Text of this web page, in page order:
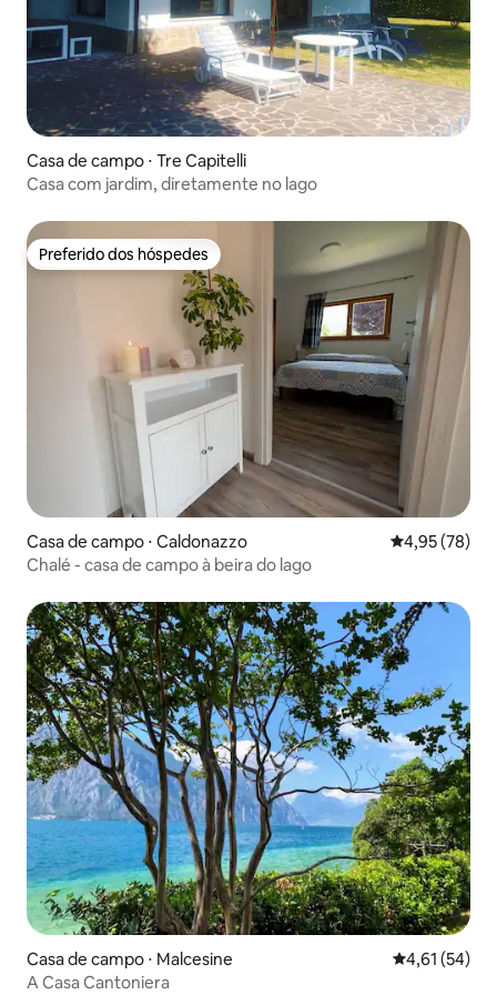
Casa de campo ⋅ Tre Capitelli
Casa com jardim, diretamente no lago
Preferido dos hóspedes
Preferido dos hóspedes
Casa de campo ⋅ Caldonazzo 4,95 de uma
4,95 (78)
Chalé - casa de campo à beira do lago
Casa de campo ⋅ Malcesine 4,61 de uma
4,61 (54)
A Casa Cantoniera